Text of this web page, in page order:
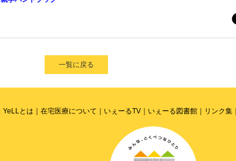
一覧に戻る
YeLLとは 在宅医療について いぇーるTV いぇーる図書館 リンク集